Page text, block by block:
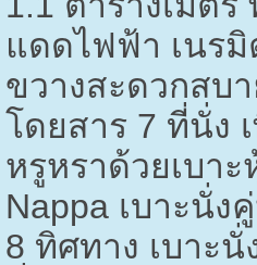
แดดไฟฟ้า เนร
ขวางสะดวกสบ
โดยสาร 7 ที่นั่ง
หรูหราด้วยเบา
Nappa เบาะนั่ง
8 ทิศทาง เบาะ